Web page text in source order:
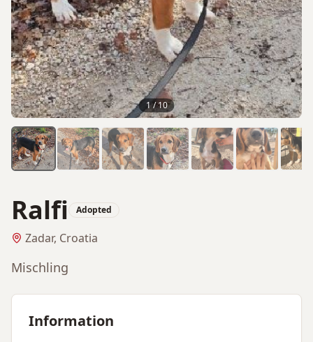
1/10
Ralfi Adopted
Zadar, Croatia
Mischling
Information